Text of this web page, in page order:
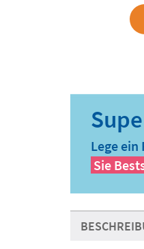
Lege
Sie